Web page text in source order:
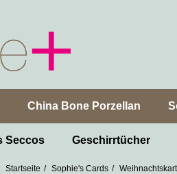
China Bone Porzellan
Seccos Geschirrtücher
Startseite Sophie's Cards